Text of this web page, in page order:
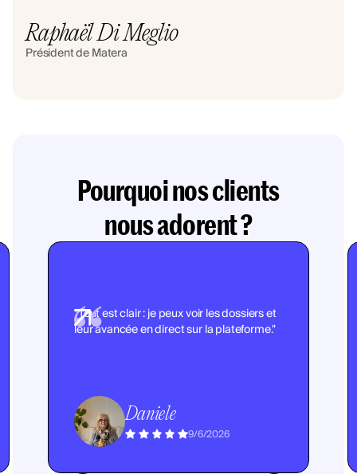
Raphaël Di Meglio
Président de Matera
Pourquoi nos clients
nous adorent ?
"Tout est clair : je peux voir les dossiers et
leur avancée en direct sur la plateforme."
Daniele
9/6/2026